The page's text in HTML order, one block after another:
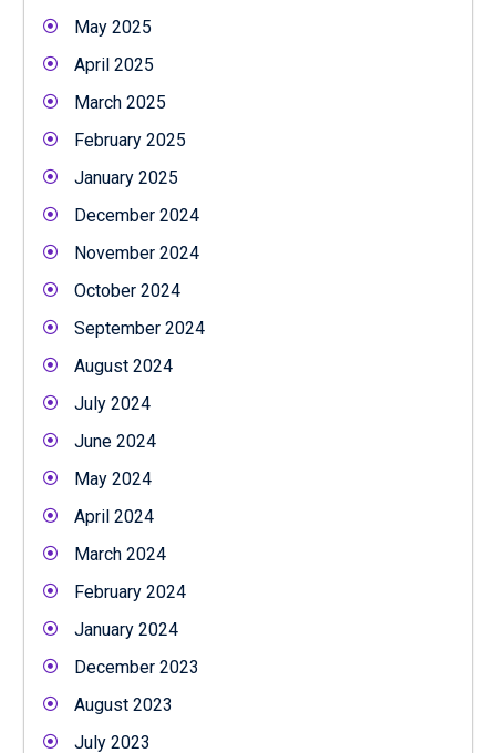
May 2025
April 2025
March 2025
February 2025
January 2025
December 2024
November 2024
October 2024
September 2024
August 2024
July 2024
June 2024
May 2024
April 2024
March 2024
February 2024
January 2024
December 2023
August 2023
July 2023